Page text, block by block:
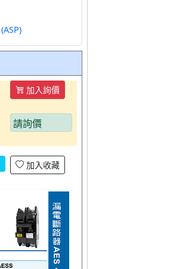
2P/3P漏電保護+線15A 110V (ASP)
加入詢價
請詢價
加入收藏